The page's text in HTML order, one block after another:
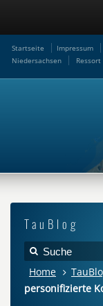
Startseite Impressum
Niedersachsen
Ressort
TauBlog
Home
personifizierte